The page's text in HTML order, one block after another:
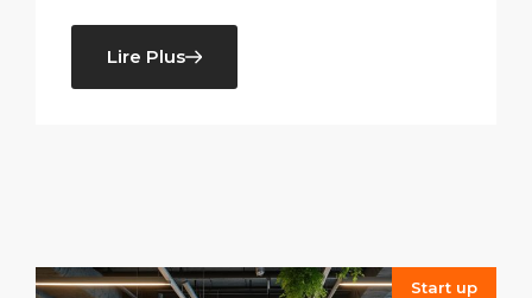
Lire Plus
Start up